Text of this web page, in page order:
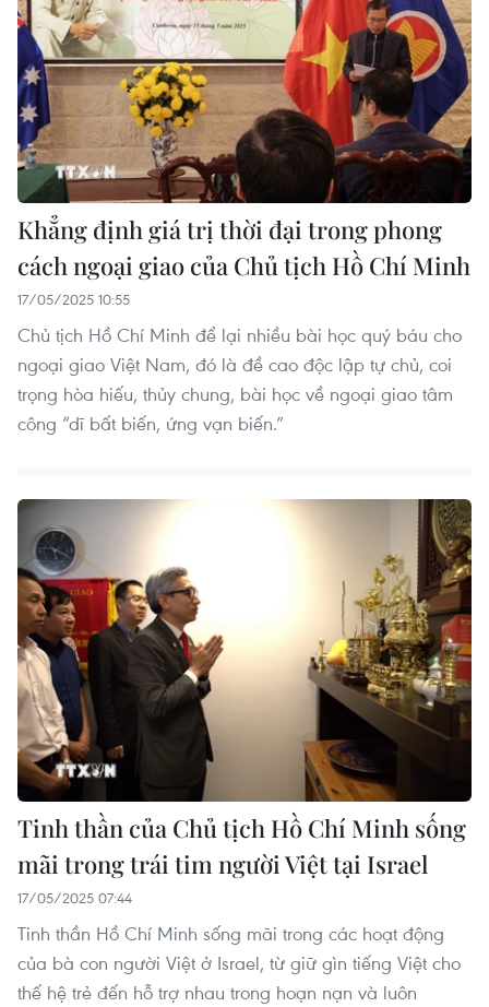
Khẳng định giá trị thời đại trong phong
cách ngoại giao của Chủ tịch Hồ Chí Minh
17/05/2025 10:55
Chủ tịch Hồ Chí Minh để lại nhiều bài học quý báu cho
ngoại giao Việt Nam, đó là đề cao độc lập tự chủ, coi
trọng hòa hiếu, thủy chung, bài học về ngoại giao tâm
công “dĩ bất biến, ứng vạn biến.”
Tinh thần của Chủ tịch Hồ Chí Minh sống
mãi trong trái tim người Việt tại Israel
17/05/2025 07:44
Tinh thần Hồ Chí Minh sống mãi trong các hoạt động
của bà con người Việt ở Israel, từ giữ gìn tiếng Việt cho
thế hệ trẻ đến hỗ trợ nhau trong hoạn nạn và luôn